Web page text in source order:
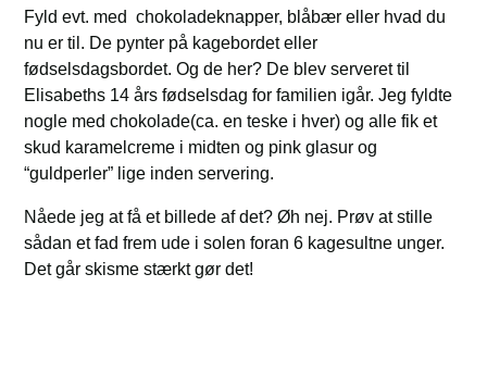
Fyld evt. med chokoladeknapper, blåbær eller hvad du
nu er til. De pynter på kagebordet eller
fødselsdagsbordet. Og de her? De blev serveret til
Elisabeths 14 års fødselsdag for familien igår. Jeg fyldte
nogle med chokolade(ca. en teske i hver) og alle fik et
skud karamelcreme i midten og pink glasur og
“guldperler” lige inden servering.
Nåede jeg at få et billede af det? Øh nej. Prøv at stille
sådan et fad frem ude i solen foran 6 kagesultne unger.
Det går skisme stærkt gør det!